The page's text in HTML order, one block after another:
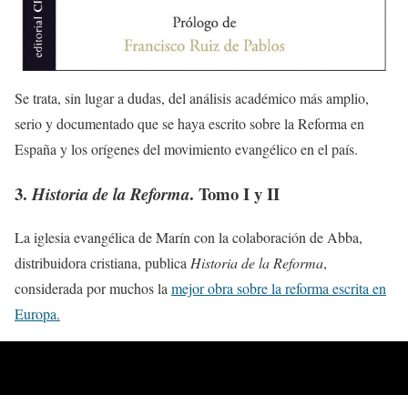
Se trata, sin lugar a dudas, del análisis académico más amplio,
serio y documentado que se haya escrito sobre la Reforma en
España y los orígenes del movimiento evangélico en el país.
3.Historia de la Reforma. Tomo I y II
La iglesia evangélica de Marín con la colaboración de Abba,
distribuidora cristiana, publicaHistoria de la Reforma,
considerada por muchos lamejor obra sobre la reforma escrita en
Europa.